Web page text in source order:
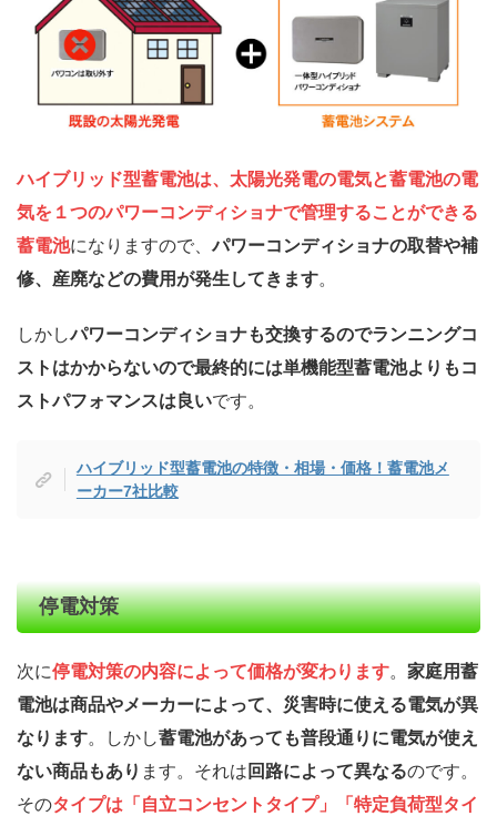
ハイブリッド型蓄電池は、太陽光発電の電気と蓄電池の電
気を１つのパワーコンディショナで管理することができる
蓄電池になりますので、パワーコンディショナの取替や補
修、産廃などの費用が発生してきます。
しかしパワーコンディショナも交換するのでランニングコ
ストはかからないので最終的には単機能型蓄電池よりもコ
ストパフォマンスは良いです。
ハイブリッド型蓄電池の特徴・相場・価格！蓄電池メ
ーカー7社比較
停電対策
次に停電対策の内容によって価格が変わります。 家庭用蓄
電池は商品やメーカーによって、災害時に使える電気が異
なります。しかし蓄電池があっても普段通りに電気が使え
ない商品もあり ます。それは 回路によって異なるのです。
そのタイプは「自立コンセントタイプ」「特定負荷型タイ